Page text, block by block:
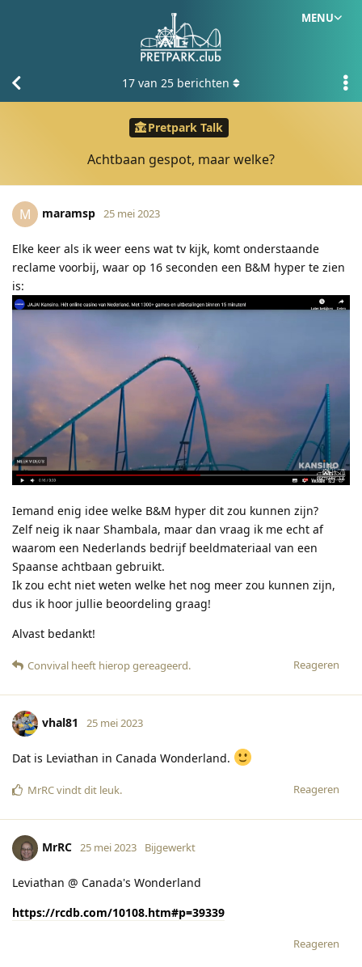
MENU
Pretpark Talk
Achtbaan gespot, maar welke?
17 van 25 berichten
M maramsp 25 mei 2023
Elke keer als ik weer eens wat tv kijk, komt onderstaande
reclame voorbij, waar op 16 seconden een B&M hyper te zien
is:
Iemand enig idee welke B&M hyper dit zou kunnen zijn?
Zelf neig ik naar Shambala, maar dan vraag ik me echt af
waarom een Nederlands bedrijf beeldmateriaal van een
Spaanse achtbaan gebruikt.
Ik zou echt niet weten welke het nog meer zou kunnen zijn,
dus ik hoor jullie beoordeling graag!
Alvast bedankt!
Reageren
Convival heeft hierop gereageerd.
vhal81 25 mei 2023
Dat is Leviathan in Canada Wonderland.
Reageren
MrRCvindt dit leuk.
MrRC 25 mei 2023 Bijgewerkt
Leviathan @ Canada's Wonderland
https://rcdb.com/10108.htm#p=39339
Reageren